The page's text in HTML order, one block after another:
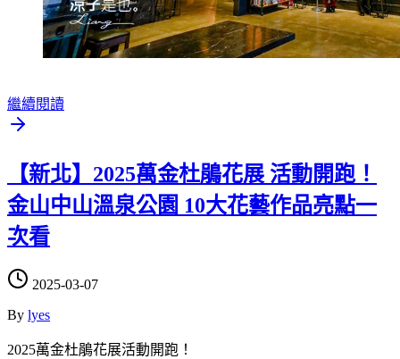
繼續閱讀
【新北】2025萬金杜鵑花展 活動開跑！
金山中山溫泉公園 10大花藝作品亮點一
次看
2025-03-07
By lyes
2025萬金杜鵑花展活動開跑！